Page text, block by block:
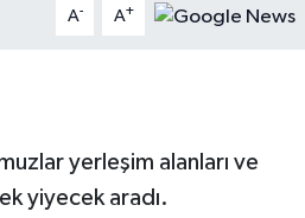
A- A+
yerleşim alanları ve
yiyecek aradı.